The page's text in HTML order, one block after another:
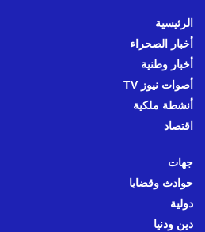
الرئيسية
أخبار الصحراء
أخبار وطنية
أصوات نيوز TV
أنشطة ملكية
اقتصاد
جهات
حوادث وقضايا
دولية
دين ودنيا